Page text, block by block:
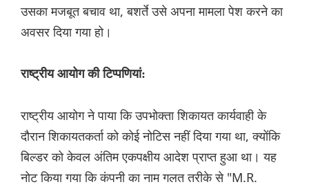
उसका मजबूत बचाव था, बशर्ते उसे अपना मामला पेश करने का
अवसर दिया गया हो।
राष्ट्रीय आयोग की टिप्पणियां:
राष्ट्रीय आयोग ने पाया कि उपभोक्ता शिकायत कार्यवाही के
दौरान शिकायतकर्ता को कोई नोटिस नहीं दिया गया था, क्योंकि
बिल्डर को केवल अंतिम एकपक्षीय आदेश प्राप्त हुआ था। यह
नोट किया गया कि कंपनी का नाम गलत तरीके से "M.R.